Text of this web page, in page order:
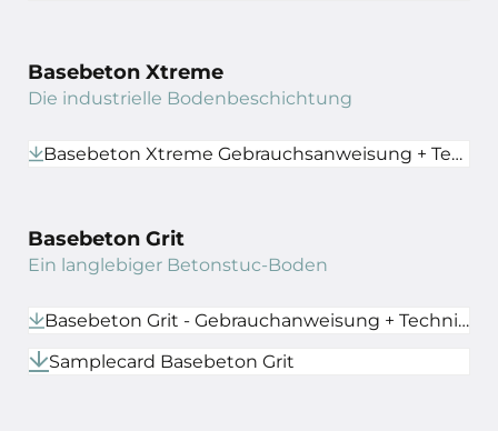
Basebeton Xtreme
Die industrielle Bodenbeschichtung
Basebeton Xtreme Gebrauchsanweisung + Technisches Datenblatt
Basebeton Grit
Ein langlebiger Betonstuc-Boden
Basebeton Grit - Gebrauchanweisung + Technisches Datenblatt
Samplecard Basebeton Grit